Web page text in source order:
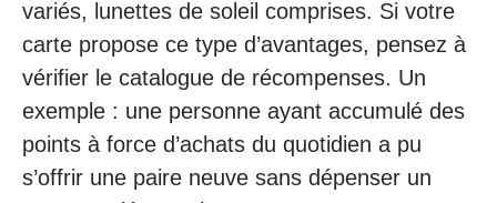
variés, lunettes de soleil comprises. Si votre
carte propose ce type d’avantages, pensez à
vérifier le catalogue de récompenses. Un
exemple : une personne ayant accumulé des
points à force d’achats du quotidien a pu
s’offrir une paire neuve sans dépenser un